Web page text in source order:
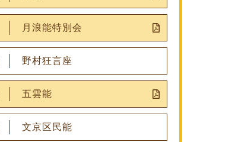
月浪能特別会
野村狂言座
五雲能
文京区民能